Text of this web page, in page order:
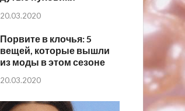
20.03.2020
Порвите в клочья: 5
вещей, которые вышли
из моды в этом сезоне
20.03.2020